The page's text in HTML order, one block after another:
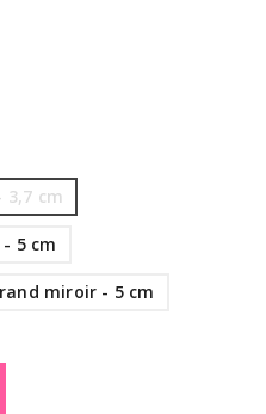
cm
5 cm
miroir - 5 cm